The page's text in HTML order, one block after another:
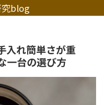
究blog
入れ簡単さが重
一台の選び方